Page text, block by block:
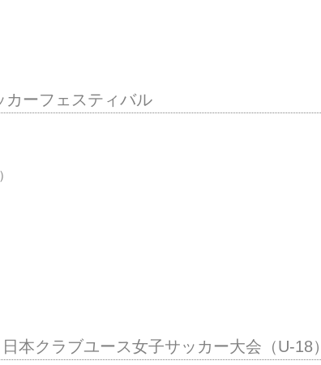
ーフェスティバル
クラブユース女子サッカー大会（U-18）